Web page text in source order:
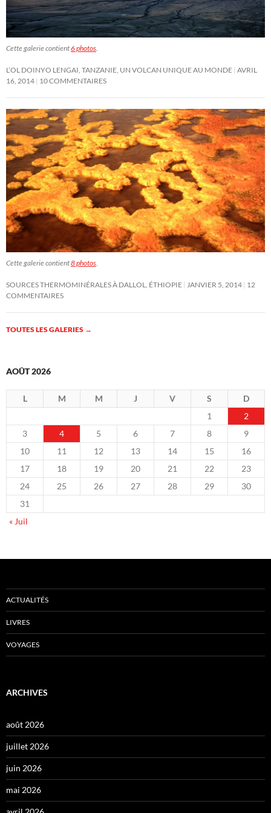
Cette galerie contient6 photos.
L’OL DOINYO LENGAI, TANZANIE, UN VOLCAN UNIQUE AU MONDE AVRIL
16, 2014 10 COMMENTAIRES
Cette galerie contient8 photos.
SOURCES THERMOMINÉRALES À DALLOL, ÉTHIOPIE JANVIER 5, 2014 12
COMMENTAIRES
TOUTES LES GALERIES →
AOÛT 2026
L M M J V S
D
1
2
3
4 5 6 7 8
9
10
11 12 13 14 15
16
17
18 19 20 21 22
23
24
25 26 27 28 29
30
31
« Juil
ACTUALITÉS
LIVRES
VOYAGES
ARCHIVES
août 2026
juillet 2026
juin 2026
mai 2026